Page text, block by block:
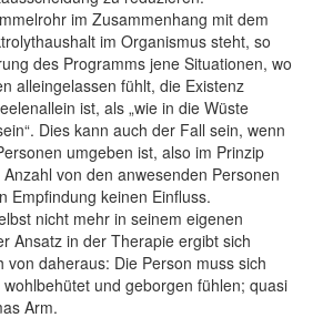
im Zusammenhang mit dem
im Organismus steht, so
des Programms jene Situationen, wo
alleingelassen fühlt, die Existenz
ist, als „wie in die Wüste
Dies kann auch der Fall sein, wenn
umgeben ist, also im Prinzip
von den anwesenden Personen
Empfindung keinen Einfluss.
nicht mehr in seinem eigenen
Ansatz in der Therapie ergibt sich
von daheraus: Die Person muss sich
und geborgen fühlen; quasi
Arm.